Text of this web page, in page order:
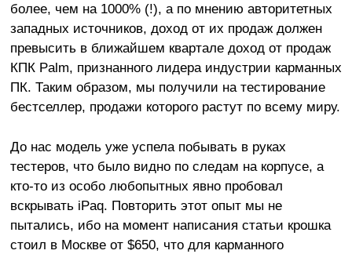
более, чем на 1000% (!), а по мнению авторитетных
западных источников, доход от их продаж должен
превысить в ближайшем квартале доход от продаж
КПК Palm, признанного лидера индустрии карманных
ПК. Таким образом, мы получили на тестирование
бестселлер, продажи которого растут по всему миру.
До нас модель уже успела побывать в руках
тестеров, что было видно по следам на корпусе, а
кто-то из особо любопытных явно пробовал
вскрывать iPaq. Повторить этот опыт мы не
пытались, ибо на момент написания статьи крошка
стоил в Москве от $650, что для карманного